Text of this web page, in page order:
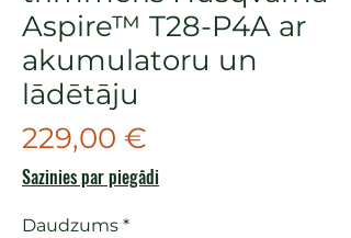
Aspire™ T28-P4A ar
akumulatoru un
lādētāju
229,00 €
Sazinies par piegādi
Daudzums *